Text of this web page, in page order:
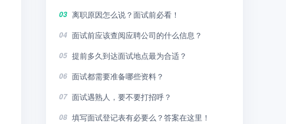
03 离职原因怎么说？面试前必看！
04 面试前应该查阅应聘公司的什么信息？
05 提前多久到达面试地点最为合适？
06 面试都需要准备哪些资料？
07 面试遇熟人，要不要打招呼？
08 填写面试登记表有必要么？答案在这里！